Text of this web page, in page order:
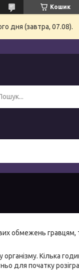
Кошик
дня (завтра, 07.08).
обмежень
Кілька
для початку